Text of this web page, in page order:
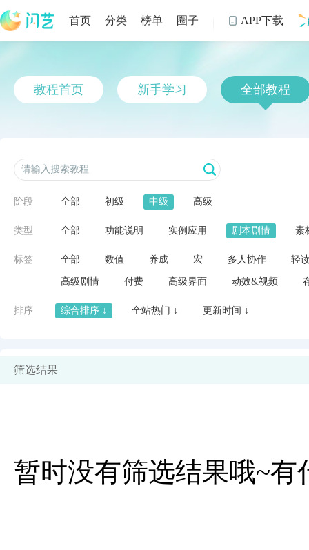
首页 分类 榜单 圈子  APP下载
教程首页 新手学习 全部教程
阶段 全部 初级 中级 高级
类型 全部 功能说明 实例应用 剧本剧情 素
标签 全部 数值 养成 宏 多人协作 轻
高级剧情 付费 高级界面 动效&视频
排序 综合排序 ↓ 全站热门 ↓ 更新时间 ↓
筛选结果
暂时没有筛选结果哦~